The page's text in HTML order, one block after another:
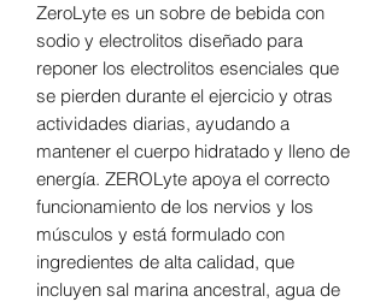
ZeroLyte es un sobre de bebida con
sodio y electrolitos diseñado para
reponer los electrolitos esenciales que
se pierden durante el ejercicio y otras
actividades diarias, ayudando a
mantener el cuerpo hidratado y lleno de
energía. ZEROLyte apoya el correcto
funcionamiento de los nervios y los
músculos y está formulado con
ingredientes de alta calidad, que
incluyen sal marina ancestral, agua de